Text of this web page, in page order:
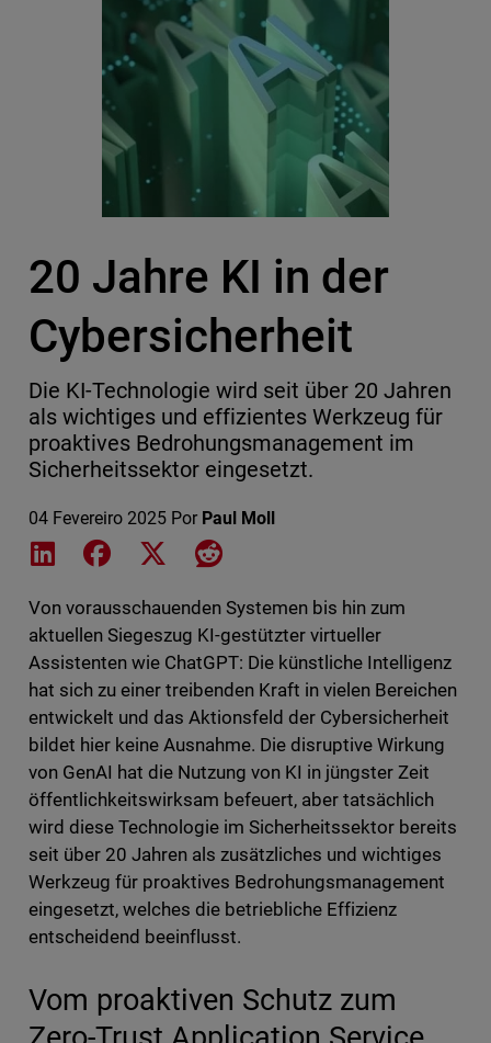
20 Jahre KI in der
Cybersicherheit
Die KI-Technologie wird seit über 20 Jahren
als wichtiges und effizientes Werkzeug für
proaktives Bedrohungsmanagement im
Sicherheitssektor eingesetzt.
04 Fevereiro 2025 Por Paul Moll
Share on LinkedIn
Share on Facebook
Share on XShare on Reddit
Von vorausschauenden Systemen bis hin zum
aktuellen Siegeszug KI-gestützter virtueller
Assistenten wie ChatGPT: Die künstliche Intelligenz
hat sich zu einer treibenden Kraft in vielen Bereichen
entwickelt und das Aktionsfeld der Cybersicherheit
bildet hier keine Ausnahme. Die disruptive Wirkung
von GenAI hat die Nutzung von KI in jüngster Zeit
öffentlichkeitswirksam befeuert, aber tatsächlich
wird diese Technologie im Sicherheitssektor bereits
seit über 20 Jahren als zusätzliches und wichtiges
Werkzeug für proaktives Bedrohungsmanagement
eingesetzt, welches die betriebliche Effizienz
entscheidend beeinflusst.
Vom proaktiven Schutz zum